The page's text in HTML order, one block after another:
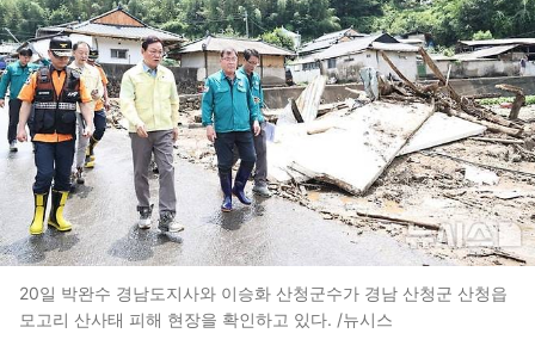
20일 박완수 경남도지사와 이승화 산청군수가 경남 산청군 산청읍
모고리 산사태 피해 현장을 확인하고 있다. /뉴시스